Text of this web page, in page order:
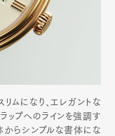
ムになり、エレガントな
ップへのラインを強調す
からシンプルな書体にな